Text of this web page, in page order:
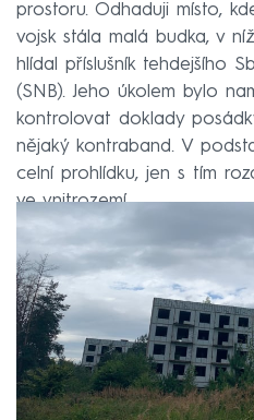
prostoru. Odhaduji místo,
vojsk stála malá budka, v
hlídal příslušník tehdejšího
(SNB). Jeho úkolem bylo
kontrolovat doklady
nějaký kontraband. V
celní prohlídku, jen s tím
ve vnitrozemí.